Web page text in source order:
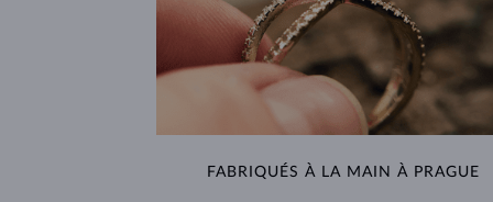
FABRIQUÉS À LA MAIN À PRAGUE